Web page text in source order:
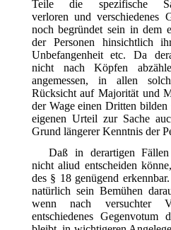
Teile die spezifische
verloren und verschiedenes
noch begründet sein in dem
der Personen hinsichtlich
Unbefangenheit etc. Da
nicht nach Köpfen
angemessen, in allen
Rücksicht auf Majorität und
der Wage einen Dritten bilden
eigenen Urteil zur Sache
Grund längerer Kenntnis der
Daß in derartigen
nicht aliud entscheiden
des § 18 genügend
natürlich sein Bemühen
wenn nach versuchter
entschiedenes Gegenvotum